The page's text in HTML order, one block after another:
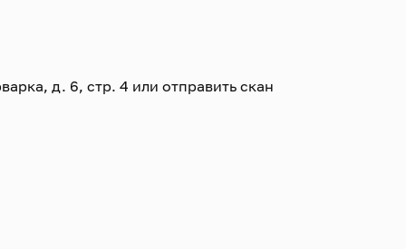
д. 6, стр. 4 или отправить скан